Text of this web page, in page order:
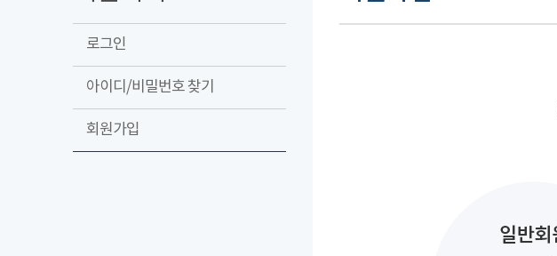
로그인
아이디/비밀번호 찾기
회원가입